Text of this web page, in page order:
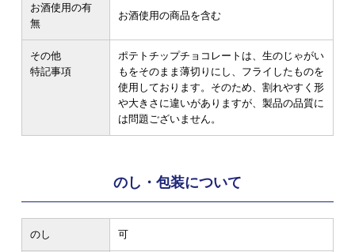
お酒使用の有
無
お酒使用の商品を含む
その他
特記事項
ポテトチップチョコレートは、生のじゃがい
もをそのまま薄切りにし、フライしたものを
使用しております。そのため、割れやすく形
や大きさに違いがありますが、製品の品質に
は問題ございません。
のし・包装について
のし 可